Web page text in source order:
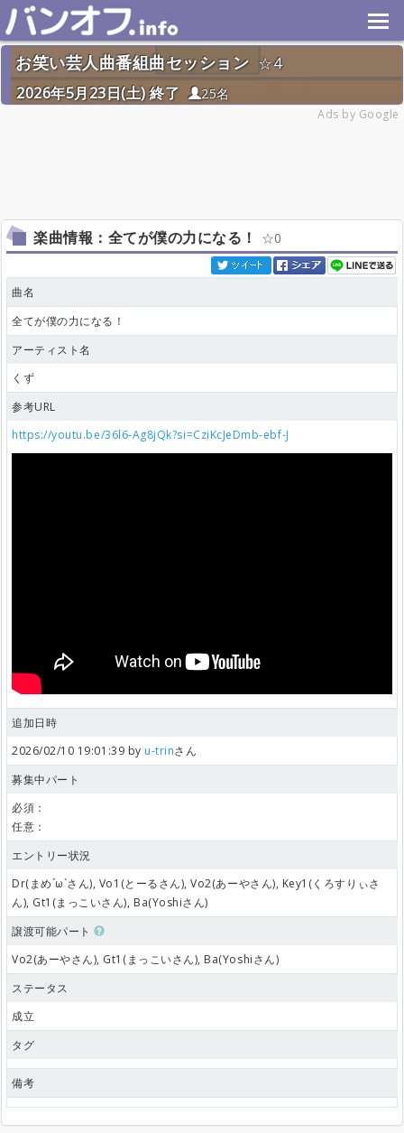
お笑い芸人曲番組曲セッション
4
2026年5月23日(土) 終了
25名
Ads by Google
楽曲情報：全てが僕の力になる！ 0
曲名
全てが僕の力になる！
アーティスト名
くず
参考URL
https://youtu.be/36l6-Ag8jQk?si=CziKcJeDmb-ebf-J
追加日時
2026/02/10 19:01:39 by u-trinさん
募集中パート
必須：
任意：
エントリー状況
Dr(まめ´ω`さん), Vo1(とーるさん), Vo2(あーやさん), Key1(くろすりぃさ
ん), Gt1(まっこいさん), Ba(Yoshiさん)
譲渡可能パート
Vo2(あーやさん), Gt1(まっこいさん), Ba(Yoshiさん)
ステータス
成立
タグ
備考